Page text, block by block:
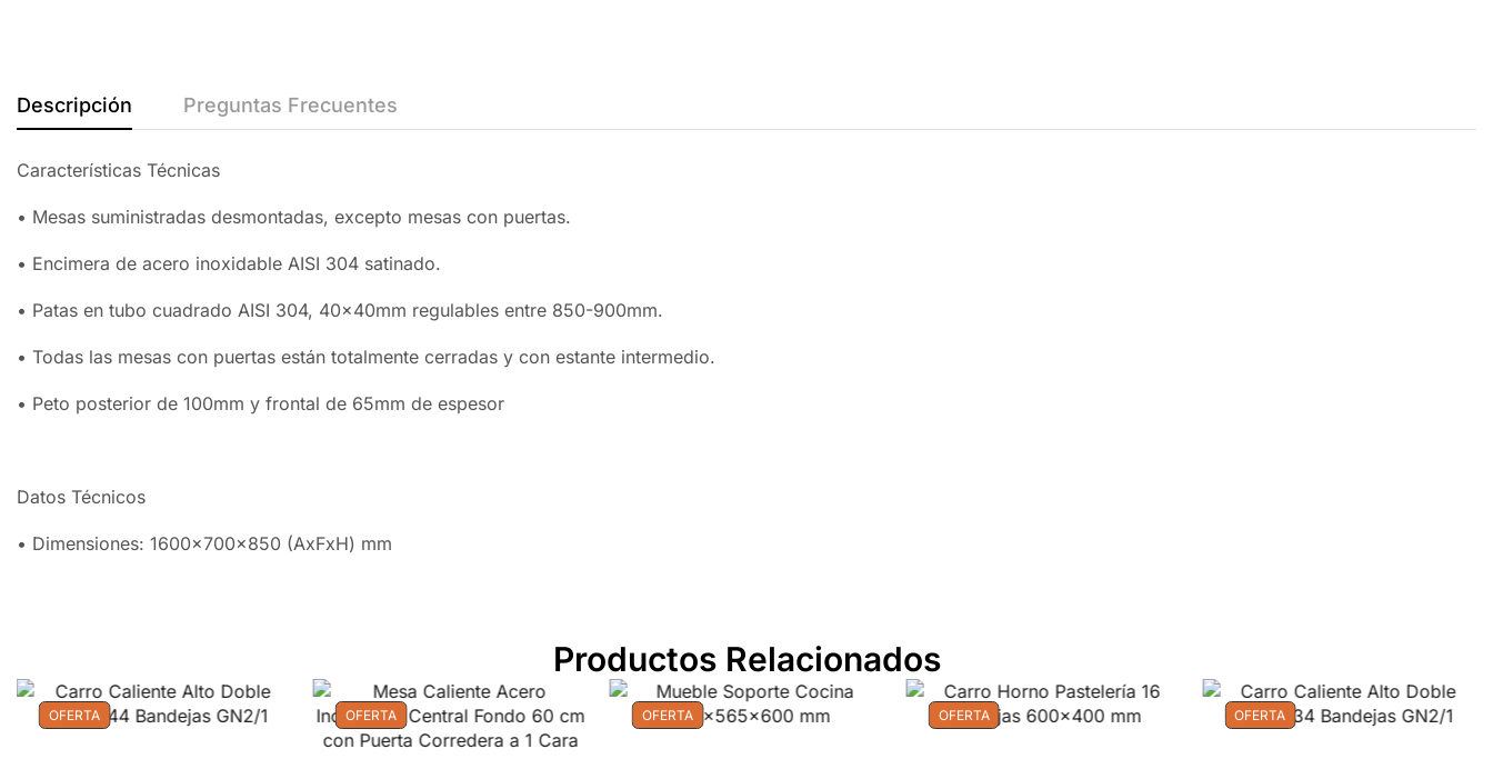
Descripción Preguntas Frecuentes
Características Técnicas
• Mesas suministradas desmontadas, excepto mesas con puertas.
• Encimera de acero inoxidable AISI 304 satinado.
• Patas en tubo cuadrado AISI 304, 40x40mm regulables entre 850-900mm.
• Todas las mesas con puertas están totalmente cerradas y con estante intermedio.
• Peto posterior de 100mm y frontal de 65mm de espesor
Datos Técnicos
• Dimensiones: 1600x700x850 (AxFxH) mm
Productos Relacionados
OFERTA OFERTA OFERTA OFERTA OFERTA